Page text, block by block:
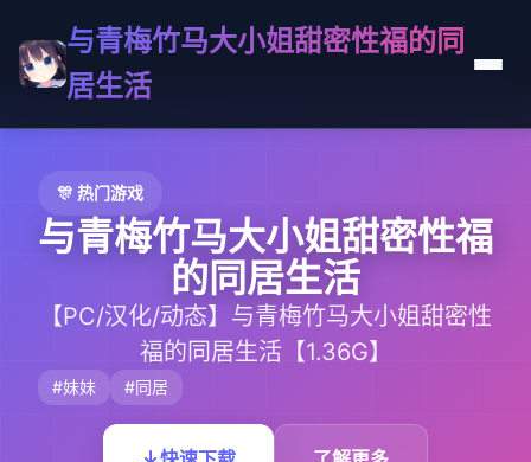
与青梅竹马大小姐甜密性福的同
居生活
🎊 热门游戏
与青梅竹马大小姐甜密性福
的同居生活
【PC/汉化/动态】与青梅竹马大小姐甜密性
福的同居生活【1.36G】
#妹妹 #同居